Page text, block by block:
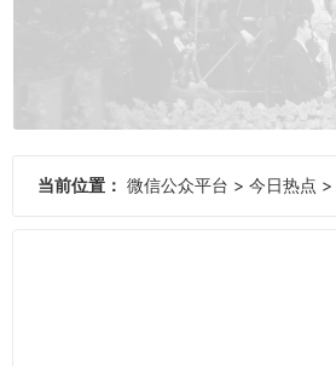
当前位置： 微信公众平台 > 今日热点 >